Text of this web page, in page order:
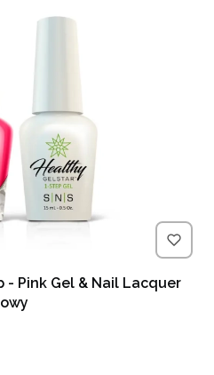
- Pink Gel & Nail Lacquer